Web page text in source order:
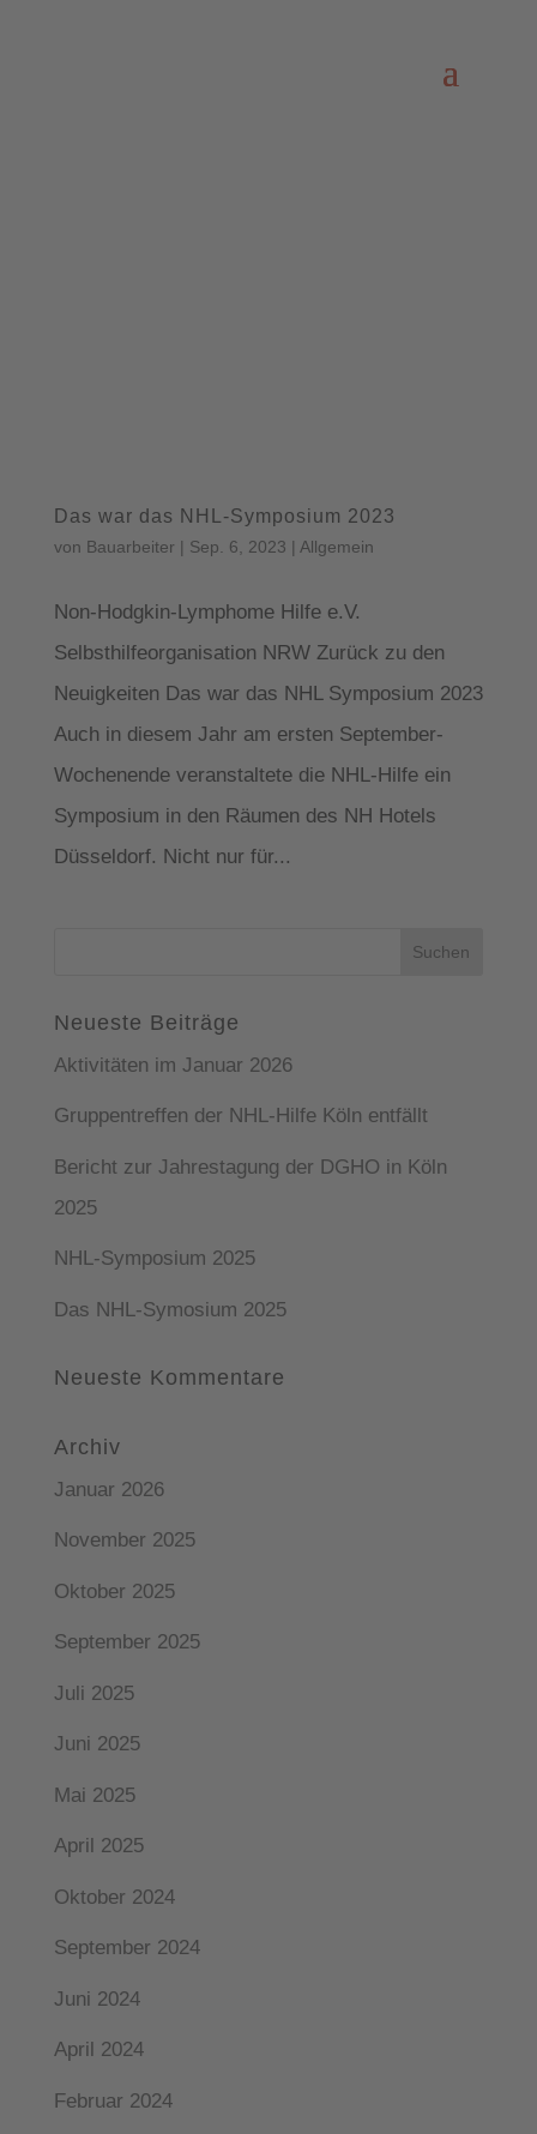
Das war das NHL-Symposium 2023
von Bauarbeiter | Sep. 6, 2023 | Allgemein
Non-Hodgkin-Lymphome Hilfe e.V.
Selbsthilfeorganisation NRW Zurück zu den
Neuigkeiten Das war das NHL Symposium 2023
Auch in diesem Jahr am ersten September-
Wochenende veranstaltete die NHL-Hilfe ein
Symposium in den Räumen des NH Hotels
Düsseldorf. Nicht nur für...
Neueste Beiträge
Aktivitäten im Januar 2026
Gruppentreffen der NHL-Hilfe Köln entfällt
Bericht zur Jahrestagung der DGHO in Köln
2025
NHL-Symposium 2025
Das NHL-Symosium 2025
Neueste Kommentare
Archiv
Januar 2026
November 2025
Oktober 2025
September 2025
Juli 2025
Juni 2025
Mai 2025
April 2025
Oktober 2024
September 2024
Juni 2024
April 2024
Februar 2024